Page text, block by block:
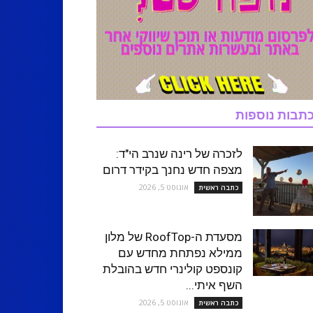
נוספות
לזכרה של רינה שנרב הי"ד:
מצפה חדש נחנך בקידר דרום
כתבה ראשית אוגוסט 5, 2026
מסעדת ה-RoofTop של מלון
ממילא נפתחת מחדש עם
קונספט קולינרי חדש בהובלת
השף איתי...
כתבה ראשית אוגוסט 5, 2026